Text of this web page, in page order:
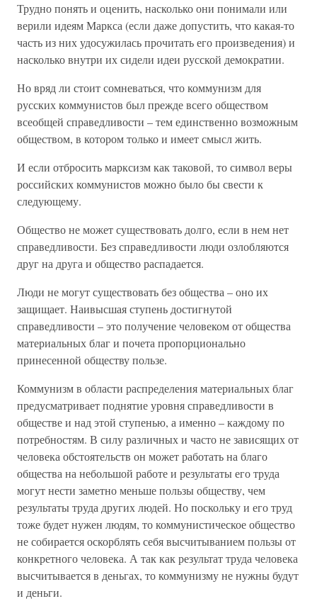
Трудно понять и оценить, насколько они понимали или
верили идеям Маркса (если даже допустить, что какая-то
часть из них удосужилась прочитать его произведения) и
насколько внутри их сидели идеи русской демократии.
Но вряд ли стоит сомневаться, что коммунизм для
русских коммунистов был прежде всего обществом
всеобщей справедливости – тем единственно возможным
обществом, в котором только и имеет смысл жить.
И если отбросить марксизм как таковой, то символ веры
российских коммунистов можно было бы свести к
следующему.
Общество не может существовать долго, если в нем нет
справедливости. Без справедливости люди озлобляются
друг на друга и общество распадается.
Люди не могут существовать без общества – оно их
защищает. Наивысшая ступень достигнутой
справедливости – это получение человеком от общества
материальных благ и почета пропорционально
принесенной обществу пользе.
Коммунизм в области распределения материальных благ
предусматривает поднятие уровня справедливости в
обществе и над этой ступенью, а именно – каждому по
потребностям. В силу различных и часто не зависящих от
человека обстоятельств он может работать на благо
общества на небольшой работе и результаты его труда
могут нести заметно меньше пользы обществу, чем
результаты труда других людей. Но поскольку и его труд
тоже будет нужен людям, то коммунистическое общество
не собирается оскорблять себя высчитыванием пользы от
конкретного человека. А так как результат труда человека
высчитывается в деньгах, то коммунизму не нужны будут
и деньги.